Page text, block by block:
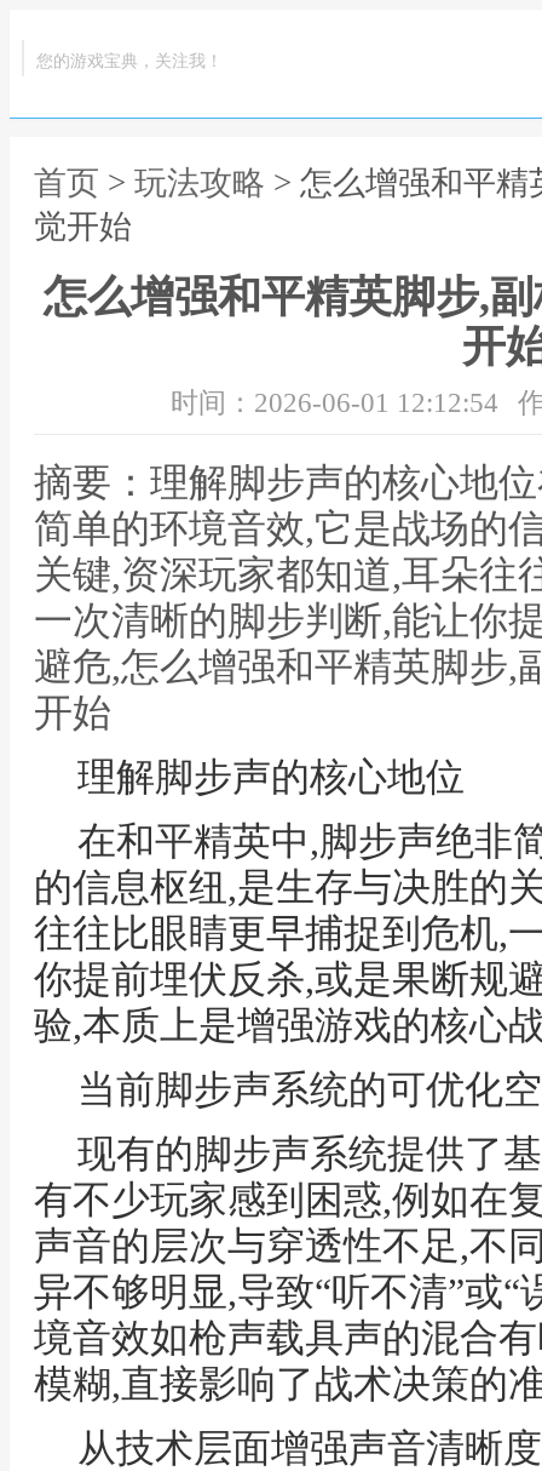
您的游戏宝典，关注我！
首页 > 玩法攻略 > 怎么增强和平
觉开始
怎么增强和平精英脚步,
开
时间：2026-06-01 12:12:54
摘要：理解脚步声的核心地
简单的环境音效,它是战场的
关键,资深玩家都知道,耳朵往
一次清晰的脚步判断,能让你
避危,怎么增强和平精英脚步,
开始
理解脚步声的核心地位
在和平精英中,脚步声绝非
的信息枢纽,是生存与决胜的
往往比眼睛更早捕捉到危机,
你提前埋伏反杀,或是果断规
验,本质上是增强游戏的核心
当前脚步声系统的可优化
现有的脚步声系统提供了
有不少玩家感到困惑,例如在
声音的层次与穿透性不足,不
异不够明显,导致“听不清”或“
境音效如枪声载具声的混合
模糊,直接影响了战术决策的
从技术层面增强声音清晰